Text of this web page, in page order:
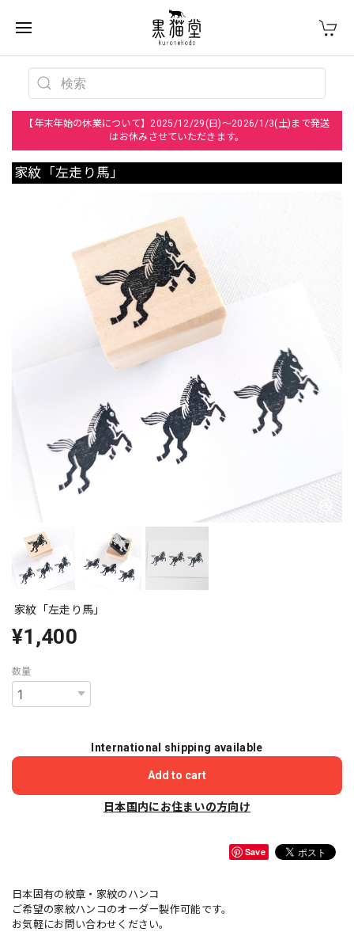
【年末年始の休業について】2025/12/29(日)～2026/1/3(土)まで発送
はお休みさせていただきます。
家紋「左走り馬」
家紋「左走り馬」
¥1,400
数量
International shipping available
Add to cart
日本国内にお住まいの方向け
Save
日本固有の紋章・家紋のハンコ
ご希望の家紋ハンコのオーダー製作可能です。
お気軽にお問い合わせください。